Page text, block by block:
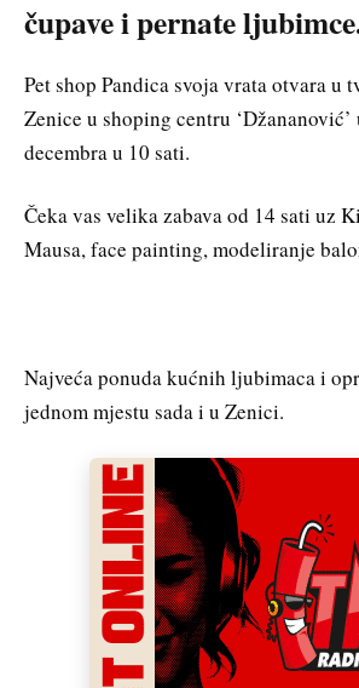
čupave i pernate
Pet shop Pandica svoja vrata otvara u
Zenice u shoping centru ‘Džananović’
decembra u 10 sati.
Čeka vas velika zabava od 14 sati uz
Mausa, face painting, modeliranje
Najveća ponuda kućnih ljubimaca i
jednom mjestu sada i u Zenici.